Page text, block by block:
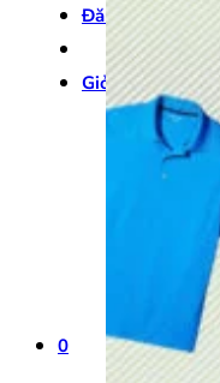
Đăng nhập
Giỏ hàng / 0₫ 0
Chưa
0